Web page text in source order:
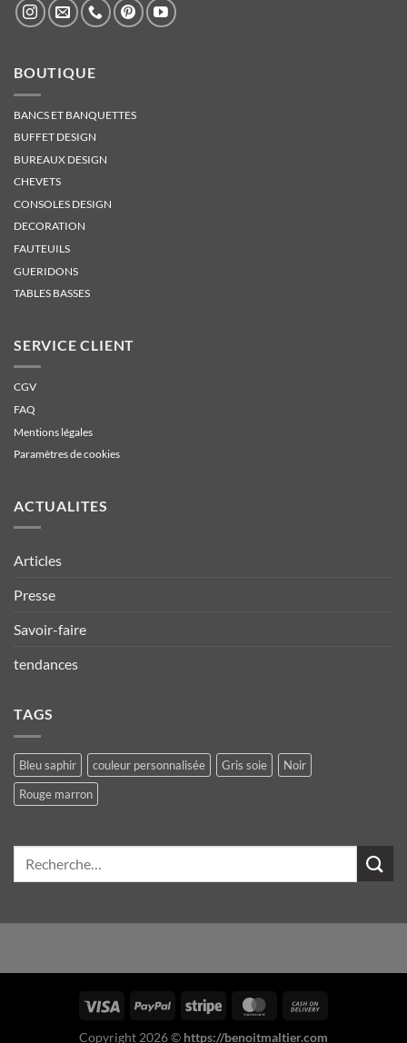
BOUTIQUE
BANCS ET BANQUETTES
BUFFET DESIGN
BUREAUX DESIGN
CHEVETS
CONSOLES DESIGN
DECORATION
FAUTEUILS
GUERIDONS
TABLES BASSES
SERVICE CLIENT
CGV
FAQ
Mentions légales
Paramètres de cookies
ACTUALITES
Articles
Presse
Savoir-faire
tendances
TAGS
Bleu saphir couleur personnalisée Gris soie
Noir
Rouge marron
Copyright 2026 © https://benoitmaltier.com